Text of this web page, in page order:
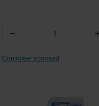
−
Controleer voorraad